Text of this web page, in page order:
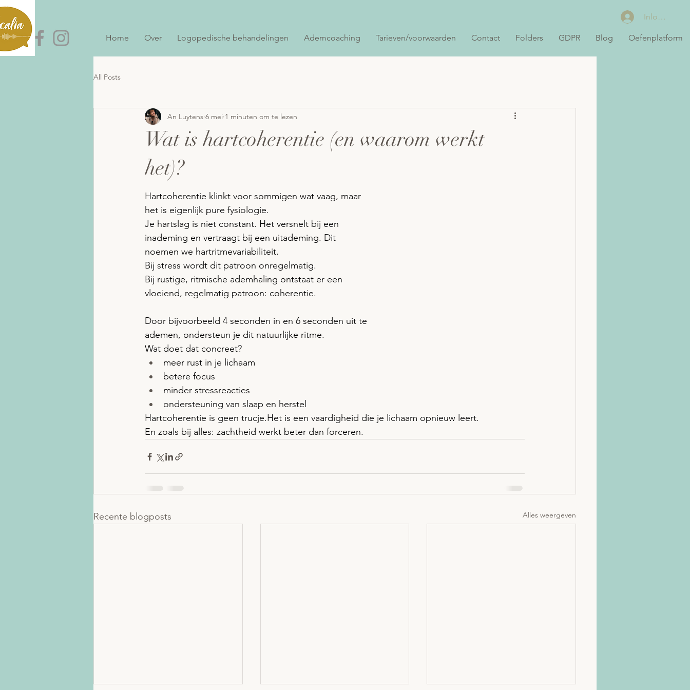
Inloggen
Home Over Logopedische behandelingen Ademcoaching Tarieven/voorwaarden Contact Folders GDPR Blog Oefenplatform
All Posts
Wat is hartcoherentie (en waarom werkt
het)?
An Luytens 6 mei 1 minuten om te lezen
Hartcoherentie klinkt voor sommigen wat vaag, maar
het is eigenlijk pure fysiologie.
Je hartslag is niet constant. Het versnelt bij een
inademing en vertraagt bij een uitademing. Dit
noemen we hartritmevariabiliteit.
Bij stress wordt dit patroon onregelmatig.
Bij rustige, ritmische ademhaling ontstaat er een
vloeiend, regelmatig patroon: coherentie.
Door bijvoorbeeld 4 seconden in en 6 seconden uit te
ademen, ondersteun je dit natuurlijke ritme.
Wat doet dat concreet?
meer rust in je lichaam
betere focus
minder stressreacties
ondersteuning van slaap en herstel
Hartcoherentie is geen trucje.Het is een vaardigheid die je lichaam opnieuw leert.
En zoals bij alles: zachtheid werkt beter dan forceren.
Recente blogposts Alles weergeven